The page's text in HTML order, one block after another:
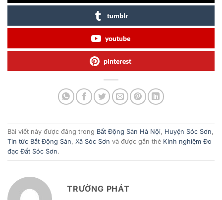
tumblr
youtube
pinterest
Bài viết này được đăng trong Bất Động Sản Hà Nội, Huyện Sóc Sơn,
Tin tức Bất Động Sản, Xã Sóc Sơn và được gắn thẻ Kinh nghiệm Đo
đạc Đất Sóc Sơn.
TRƯỜNG PHÁT